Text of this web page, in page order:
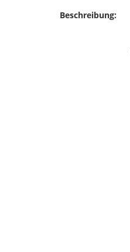
Beschreibung: